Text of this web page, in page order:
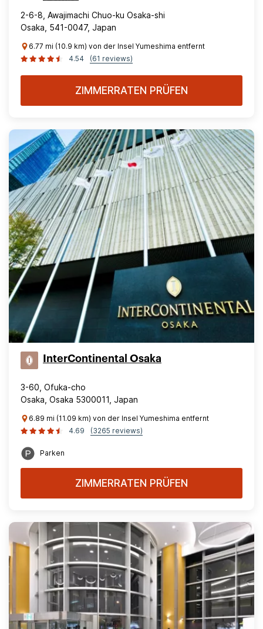
2-6-8, Awajimachi Chuo-ku Osaka-shi
Osaka, 541-0047, Japan
6.77 mi (10.9 km) von der Insel Yumeshima entfernt
4.54
(61 reviews)
ZIMMERRATEN PRÜFEN
InterContinental Osaka
3-60, Ofuka-cho
Osaka, Osaka 5300011, Japan
6.89 mi (11.09 km) von der Insel Yumeshima entfernt
4.69
(3265 reviews)
Parken
ZIMMERRATEN PRÜFEN